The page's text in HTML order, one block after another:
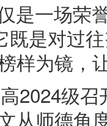
是一场荣
既是对过
样为镜，
2024级
从师德角